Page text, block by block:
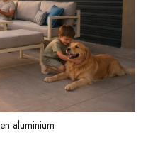
aluminium